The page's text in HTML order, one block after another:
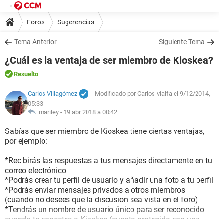
Foros Sugerencias
Tema Anterior Siguiente Tema
¿Cuál es la ventaja de ser miembro de Kioskea?
Resuelto
Carlos Villagómez
- Modificado por Carlos-vialfa el 9/12/2014,
05:33
mariley - 19 abr 2018 à 00:42
Sabías que ser miembro de Kioskea tiene ciertas ventajas,
por ejemplo:
*Recibirás las respuestas a tus mensajes directamente en tu
correo electrónico
*Podrás crear tu perfil de usuario y añadir una foto a tu perfil
*Podrás enviar mensajes privados a otros miembros
(cuando no desees que la discusión sea vista en el foro)
*Tendrás un nombre de usuario único para ser reconocido